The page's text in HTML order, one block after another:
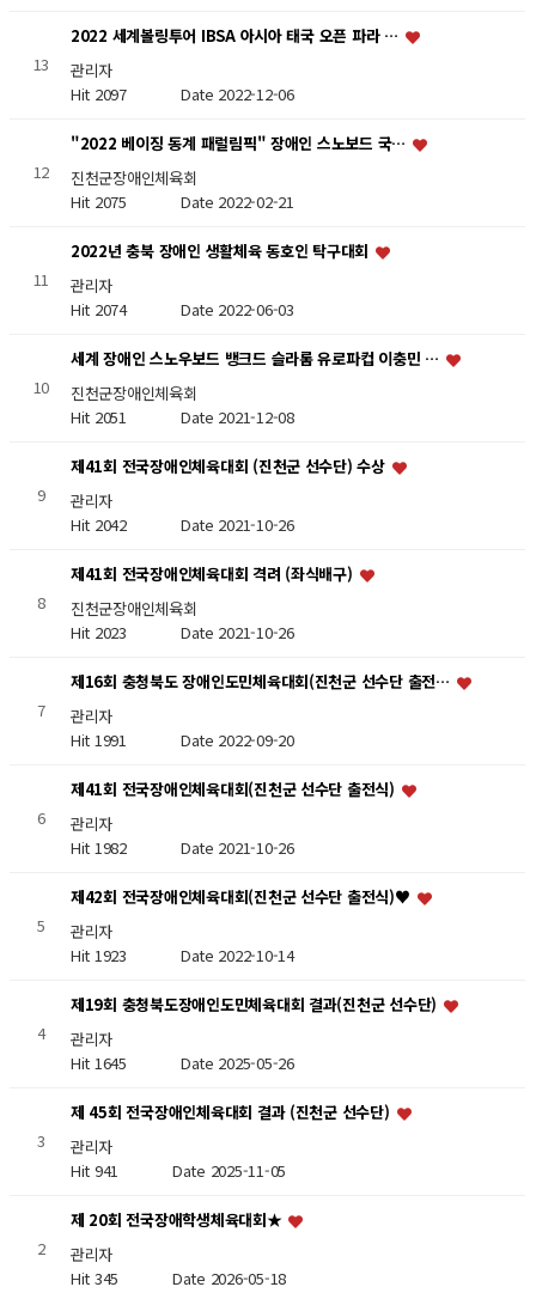
13
2022 세계볼링투어 IBSA 아시아 태국 오픈 파라 …
관리자
Hit 2097 Date 2022-12-06
12
"2022 베이징 동계 패럴림픽" 장애인 스노보드 국…
진천군장애인체육회
Hit 2075 Date 2022-02-21
11
2022년 충북 장애인 생활체육 동호인 탁구대회
관리자
Hit 2074 Date 2022-06-03
10
세계 장애인 스노우보드 뱅크드 슬라롬 유로파컵 이충민 …
진천군장애인체육회
Hit 2051 Date 2021-12-08
9
제41회 전국장애인체육대회 (진천군 선수단) 수상
관리자
Hit 2042 Date 2021-10-26
8
제41회 전국장애인체육대회 격려 (좌식배구)
진천군장애인체육회
Hit 2023 Date 2021-10-26
7
제16회 충청북도 장애인도민체육대회(진천군 선수단 출전…
관리자
Hit 1991 Date 2022-09-20
6
제41회 전국장애인체육대회(진천군 선수단 출전식)
관리자
Hit 1982 Date 2021-10-26
5
제42회 전국장애인체육대회(진천군 선수단 출전식)♥
관리자
Hit 1923 Date 2022-10-14
4
제19회 충청북도장애인도민체육대회 결과(진천군 선수단)
관리자
Hit 1645 Date 2025-05-26
3
제 45회 전국장애인체육대회 결과 (진천군 선수단)
관리자
Hit 941Date 2025-11-05
2
제 20회 전국장애학생체육대회★
관리자
Hit 345Date 2026-05-18